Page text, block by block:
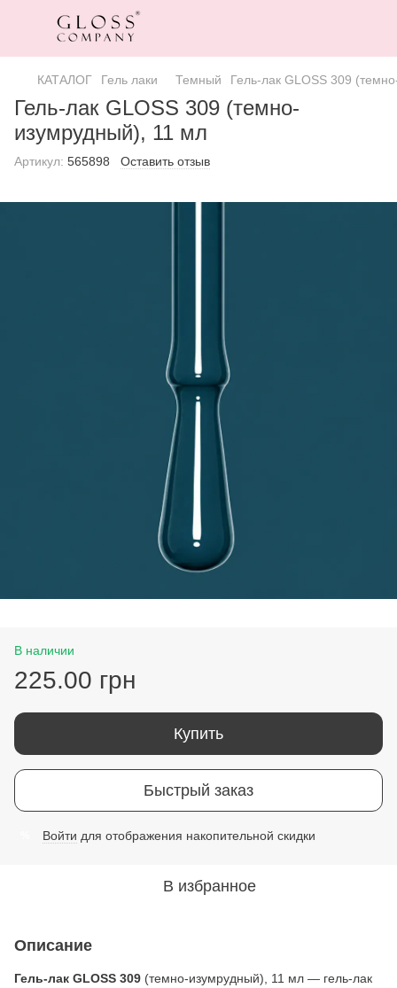
КАТАЛОГ Гель лаки Темный Гель-лак GLOSS 309
Гель-лак GLOSS 309 (темно-
изумрудный), 11 мл
Артикул: 565898 Оставить отзыв
В наличии
225.00 грн
Купить
Быстрый заказ
Войти для отображения накопительной скидки
В избранное
Описание
Гель-лак GLOSS 309 (темно-изумрудный), 11 мл — гель-лак